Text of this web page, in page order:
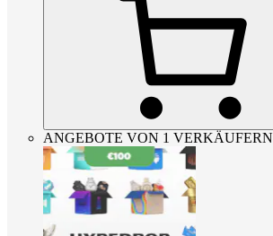
ANGEBOTE VON 1 VERKÄUFERN